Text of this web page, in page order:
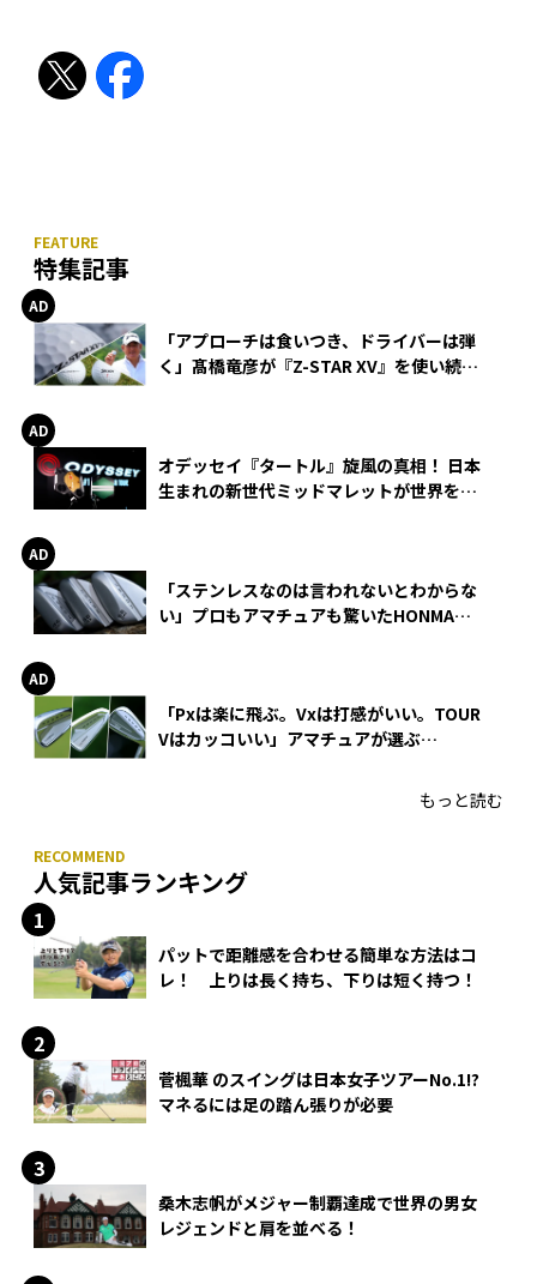
特集記事
「アプローチは食いつき、ドライバーは弾
く」髙橋竜彦が『Z-STAR XV』を使い続け
オデッセイ『タートル』旋風の真相！ 日本
生まれの新世代ミッドマレットが世界を席
「ステンレスなのは言われないとわからな
い」プロもアマチュアも驚いたHONMA
「Pxは楽に飛ぶ。Vxは打感がいい。TOUR
Vはカッコいい」アマチュアが選ぶ
もっと読む
人気記事ランキング
パットで距離感を合わせる簡単な方法はコ
レ！ 上りは長く持ち、下りは短く持つ！
菅楓華 のスイングは日本女子ツアーNo.1!?
マネるには足の踏ん張りが必要
桑木志帆がメジャー制覇達成で世界の男女
レジェンドと肩を並べる！